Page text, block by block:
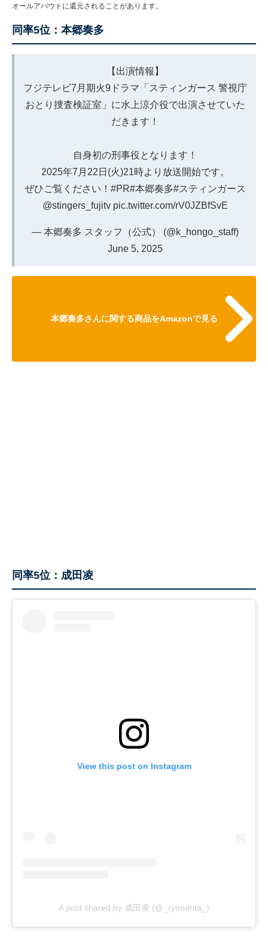
オールアバウトに還元されることがあります。
同率5位：本郷奏多
【出演情報】
フジテレビ7月期火9ドラマ「スティンガース 警視庁
おとり捜査検証室」に水上涼介役で出演させていた
だきます！
自身初の刑事役となります！
2025年7月22日(火)21時より放送開始です。
ぜひご覧ください！ #PR#本郷奏多#スティンガース
@stingers_fujitv pic.twitter.com/rV0JZBfSvE
— 本郷奏多 スタッフ（公式） (@k_hongo_staff)
June 5, 2025
本郷奏多さんに関する商品をAmazonで見る
同率5位：成田凌
View this post on Instagram
A post shared by 成田凌 (@_ryonarita_)